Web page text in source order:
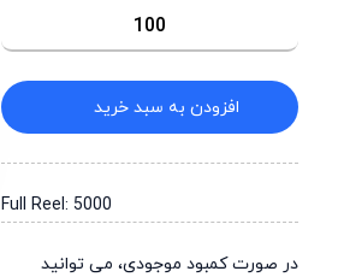
افزودن به سبد خرید
Full Reel: 5000
در صورت کمبود موجودی، می توانید